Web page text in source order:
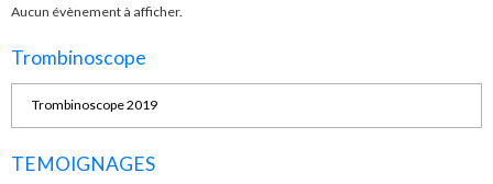
Aucun évènement à afficher.
Trombinoscope
Trombinoscope 2019
TEMOIGNAGES